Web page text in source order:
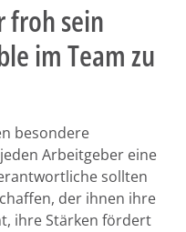
froh sein
im Team zu
besondere
Arbeitgeber eine
sollten
der ihnen ihre
ihre Stärken fördert